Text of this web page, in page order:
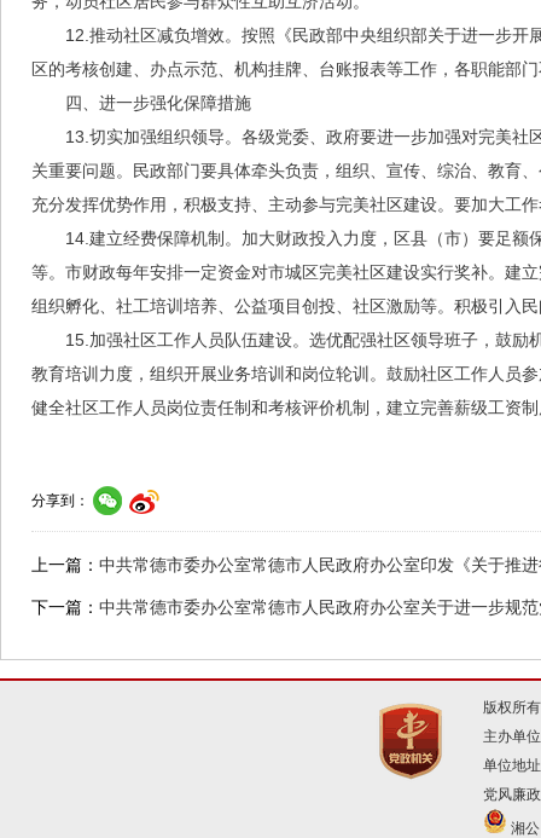
12.推动社区减负增效。按照《民政部中央组织部关于进一步
区的考核创建、办点示范、机构挂牌、台账报表等工作，各职能部
四、进一步强化保障措施
13.切实加强组织领导。各级党委、政府要进一步加强对完美
关重要问题。民政部门要具体牵头负责，组织、宣传、综治、教育
充分发挥优势作用，积极支持、主动参与完美社区建设。要加大工
14.建立经费保障机制。加大财政投入力度，区县（市）要足
等。市财政每年安排一定资金对市城区完美社区建设实行奖补。建
组织孵化、社工培训培养、公益项目创投、社区激励等。积极引入
15.加强社区工作人员队伍建设。选优配强社区领导班子，鼓
教育培训力度，组织开展业务培训和岗位轮训。鼓励社区工作人员
健全社区工作人员岗位责任制和考核评价机制，建立完善薪级工资
分享到：
上一篇： 中共常德市委办公室常德市人民政府办公室印发《关于推
下一篇： 中共常德市委办公室常德市人民政府办公室关于进一步规
版权所
主办单
单位地
党风廉
湘